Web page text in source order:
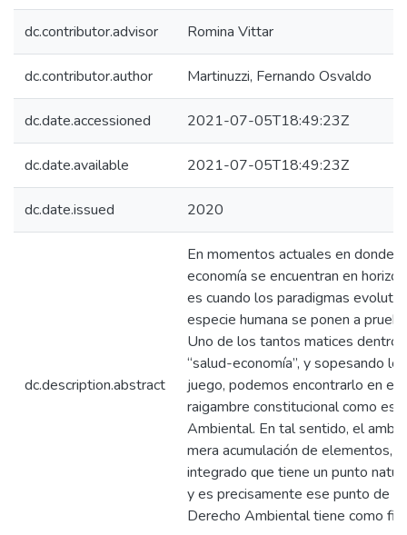
dc.contributor.advisor Romina Vittar
dc.contributor.author Martinuzzi, Fernando Osvaldo
dc.date.accessioned 2021-07-05T18:49:23Z
dc.date.available 2021-07-05T18:49:23Z
dc.date.issued 2020
dc.description.abstract
En momentos actuales en donde
economía se encuentran en
es cuando los paradigmas
especie humana se ponen a
Uno de los tantos matices dentro
“salud-economía”, y sopesando
juego, podemos encontrarlo en el
raigambre constitucional como es
Ambiental. En tal sentido, el
mera acumulación de elementos,
integrado que tiene un punto
y es precisamente ese punto de
Derecho Ambiental tiene como fin